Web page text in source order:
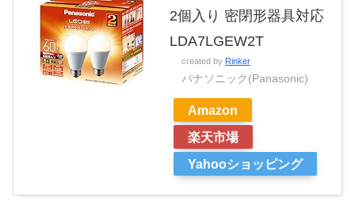
2個入り 密閉形器具対応
LDA7LGEW2T
created by Rinker
パナソニック(Panasonic)
Amazon
楽天市場
Yahooショッピング